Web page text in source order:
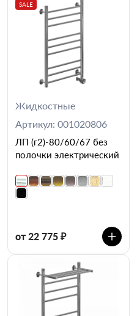
SALE
Жидкостные
Артикул: 001020806
ЛП (г2)-80/60/67 без
полочки электрический
от 22 775 ₽